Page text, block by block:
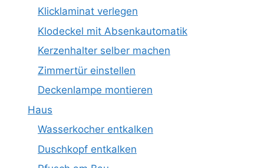
Klicklaminat verlegen
Klodeckel mit Absenkautomatik
Kerzenhalter selber machen
Zimmertür einstellen
Deckenlampe montieren
Haus
Wasserkocher entkalken
Duschkopf entkalken